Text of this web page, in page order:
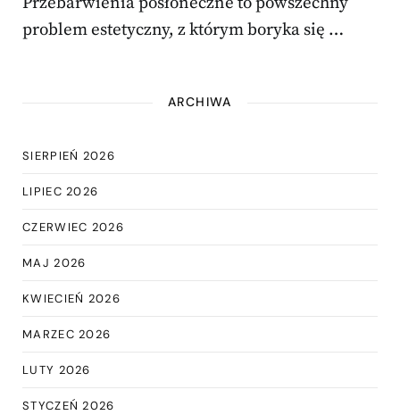
problem estetyczny, z którym boryka się …
ARCHIWA
SIERPIEŃ 2026
LIPIEC 2026
CZERWIEC 2026
MAJ 2026
KWIECIEŃ 2026
MARZEC 2026
LUTY 2026
STYCZEŃ 2026